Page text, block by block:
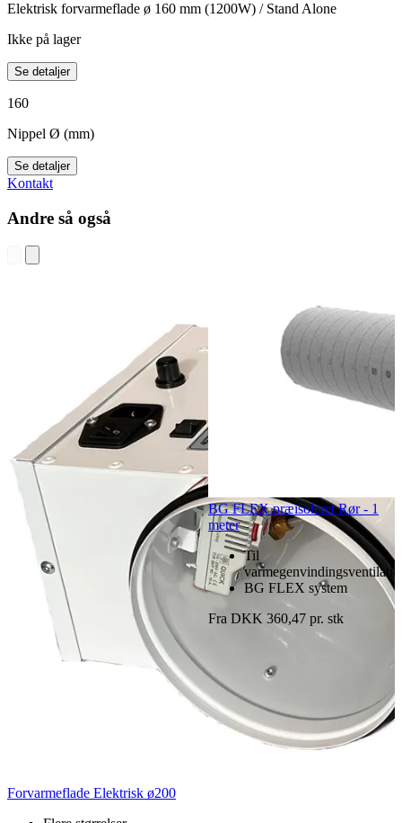
Elektrisk forvarmeflade ø 160 mm (1200W) / Stand Alone
Ikke på lager
Se detaljer
160
Nippel Ø (mm)
Se detaljer
Kontakt
Andre så også
Forvarmeflade Elektrisk ø200
BG FLEX præisoleret Rør - 1
meter
Til
BG FLEX system
Fra DKK 360,47 pr. stk